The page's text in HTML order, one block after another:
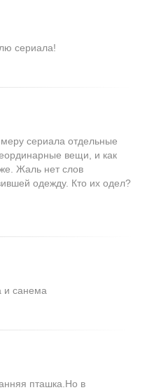
сериала!
сериала отдельные
вещи, и как
Жаль нет слов
одежду. Кто их одел?
и санема
пташка.Но в